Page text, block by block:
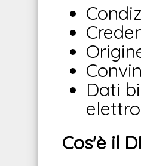
Dati
Cos'è il